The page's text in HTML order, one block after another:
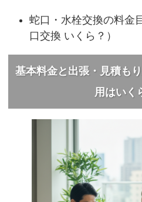
蛇口・水栓交換の料金
口交換 いくら？）
基本料金と出張・見積も
用はいく